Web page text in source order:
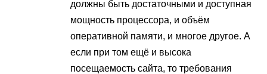
должны быть достаточными и доступная
мощность процессора, и объём
оперативной памяти, и многое другое. А
если при том ещё и высока
посещаемость сайта, то требования